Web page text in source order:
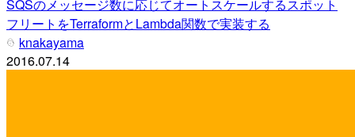
SQSのメッセージ数に応じてオートスケールするスポット
フリートをTerraformとLambda関数で実装する
knakayama
2016.07.14